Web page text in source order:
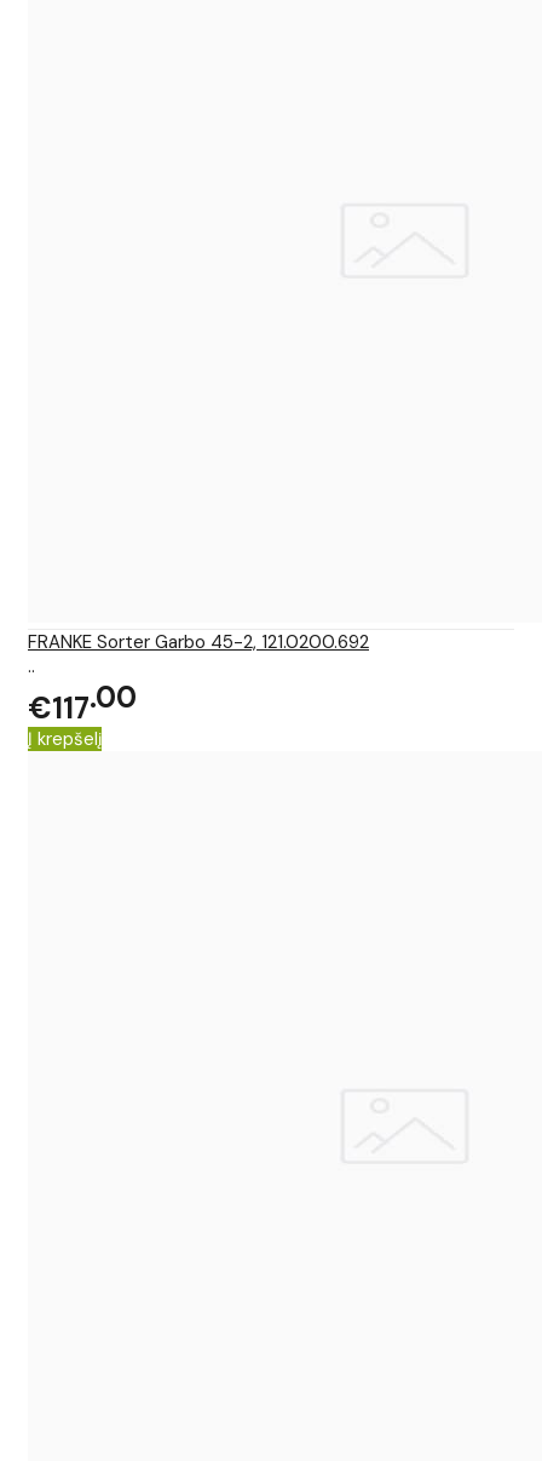
FRANKE Sorter Garbo 45-2, 121.0200.692
..
€117 00
Į krepšelį